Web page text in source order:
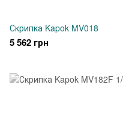
Скрипка Kapok MV018
5 562 грн